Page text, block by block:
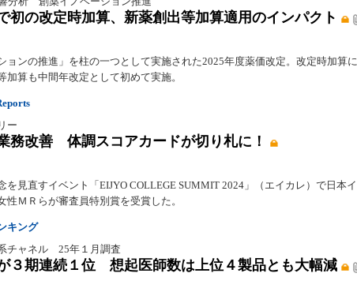
初の改定時加算、新薬創出等加算適用のインパクト
ョンの推進」を柱の一つとして実施された2025年度薬価改定。改定時加算に
加算も中間年改定として初めて実施。
ー
務改善 体調スコアカードが切り札に！
を見直すイベント「EIJYO COLLEGE SUMMIT 2024」（エイカレ）で日本イ
性ＭＲらが審査員特別賞を受賞した。
キング
チャネル 25年１月調査
３期連続１位 想起医師数は上位４製品とも大幅減